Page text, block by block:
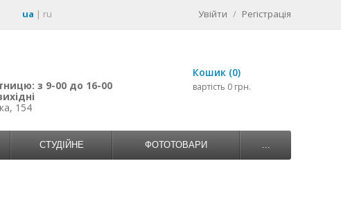
ua | ru Увійти / Регістрація
з 9-00 до 16-00
154
Кошик (0)
вартість 0 грн.
СТУДІЙНЕ ФОТОТОВАРИ ...